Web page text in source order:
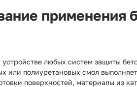
применения
любых систем защиты
или полиуретановых смол
поверхностей, материалы из